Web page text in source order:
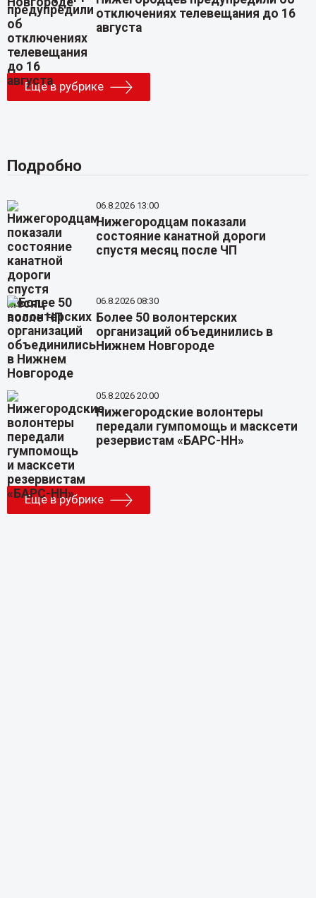
отключениях телевещания до 16
августа
Еще в рубрике
Подробно
06.8.2026 13:00
Нижегородцам показали
состояние канатной дороги
спустя месяц после ЧП
06.8.2026 08:30
Более 50 волонтерских
организаций объединились в
Нижнем Новгороде
05.8.2026 20:00
Нижегородские волонтеры
передали гумпомощь и масксети
резервистам «БАРС-НН»
Еще в рубрике